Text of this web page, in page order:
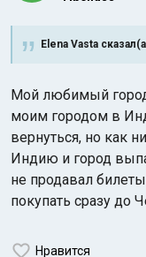
Elena Vasta
Мой любимый
моим городом в
вернуться, но как
Индию и город
не продавал
покупать сразу до
Нравится